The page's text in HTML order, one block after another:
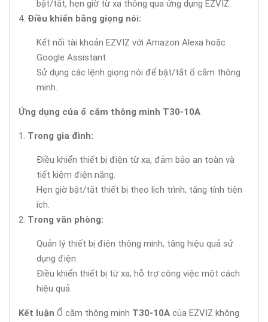
bật/tắt, hẹn giờ từ xa thông qua ứng dụng EZVIZ.
Điều khiển bằng giọng nói:
Kết nối tài khoản EZVIZ với Amazon Alexa hoặc
Google Assistant.
Sử dụng các lệnh giọng nói để bật/tắt ổ cắm thông
minh.
Ứng dụng của ổ cắm thông minh T30-10A
Trong gia đình:
Điều khiển thiết bị điện từ xa, đảm bảo an toàn và
tiết kiệm điện năng.
Hẹn giờ bật/tắt thiết bị theo lịch trình, tăng tính tiện
ích.
Trong văn phòng:
Quản lý thiết bị điện thông minh, tăng hiệu quả sử
dụng điện.
Điều khiển thiết bị từ xa, hỗ trợ công việc một cách
hiệu quả.
Kết luận Ổ cắm thông minh T30-10A của EZVIZ không